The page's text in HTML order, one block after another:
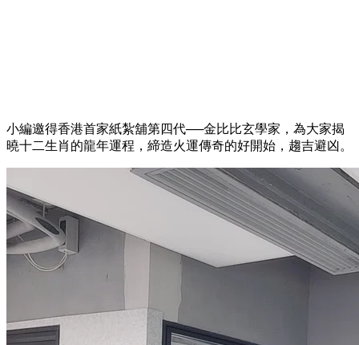
小編邀得香港首家紙紮舖第四代──金比比玄學家，為大家揭
曉十二生肖的龍年運程，締造火運傳奇的好開始，趨吉避凶。